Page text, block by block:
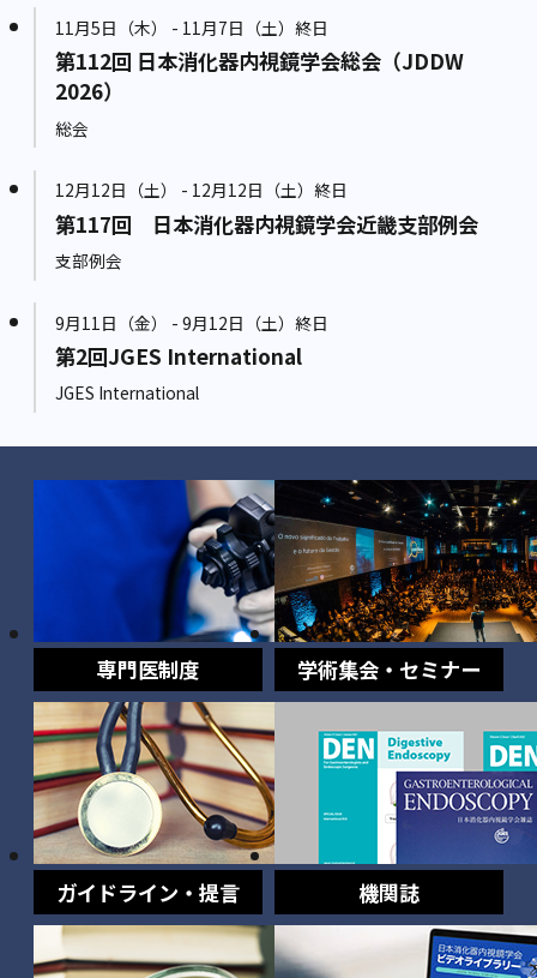
11月5日（木） - 11月7日（土）終日
第112回 日本消化器内視鏡学会総会（JDDW
2026）
総会
12月12日（土） - 12月12日（土）終日
第117回 日本消化器内視鏡学会近畿支部例会
支部例会
9月11日（金） - 9月12日（土）終日
第2回JGES International
JGES International
専門医制度 学術集会・セミナー
ガイドライン・提言 機関誌